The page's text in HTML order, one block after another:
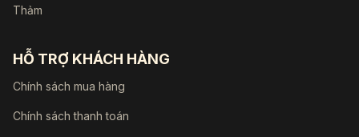
Thảm
HỖ TRỢ KHÁCH HÀNG
Chính sách mua hàng
Chính sách thanh toán